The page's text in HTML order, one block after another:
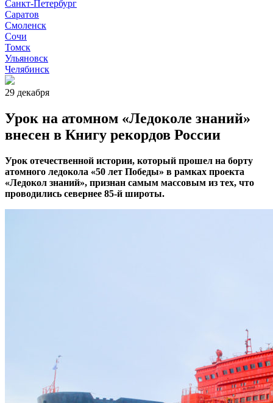
Санкт-Петербург
Саратов
Смоленск
Сочи
Томск
Ульяновск
Челябинск
29 декабря
Урок на атомном «Ледоколе знаний»
внесен в Книгу рекордов России
Урок отечественной истории, который прошел на борту
атомного ледокола «50 лет Победы» в рамках проекта
«Ледокол знаний», признан самым массовым из тех, что
проводились севернее 85-й широты.